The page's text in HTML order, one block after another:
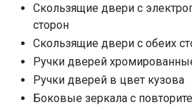
Скользящие двери с
сторон
Скользящие двери с обеих
Ручки дверей
Ручки дверей в цвет кузова
Боковые зеркала с